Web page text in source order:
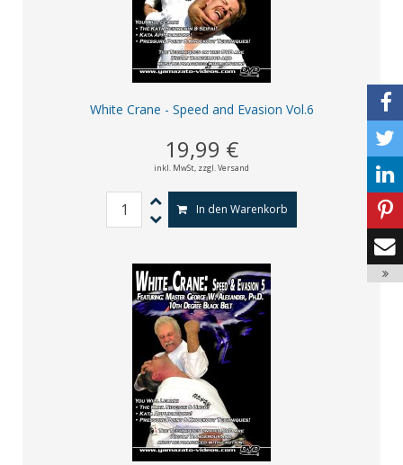
White Crane - Speed and Evasion Vol.6
19,99 €
inkl. MwSt, zzgl. Versand
In den Warenkorb